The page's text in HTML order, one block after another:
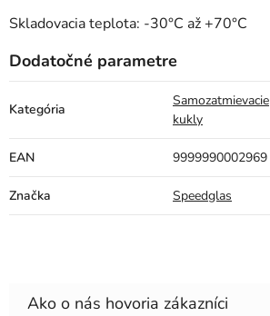
Skladovacia teplota: -30°C až +70°C
Dodatočné parametre
Kategória
Samozatmievacie
kukly
EAN 9999990002969
Značka Speedglas